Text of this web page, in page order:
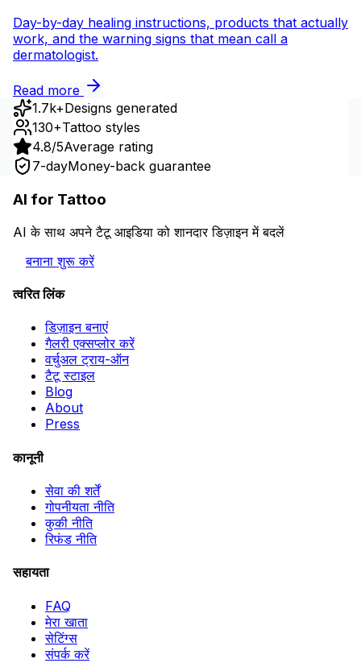
Day-by-day healing instructions, products that actually
work, and the warning signs that mean call a
dermatologist.
Read more
1.7k+Designs generated
130+Tattoo styles
4.8/5Average rating
7-dayMoney-back guarantee
AI for Tattoo
AI के साथ अपने टैटू आइडिया को शानदार डिज़ाइन में बदलें
बनाना शुरू करें
त्वरित लिंक
डिज़ाइन बनाएं
गैलरी एक्सप्लोर करें
वर्चुअल ट्राय-ऑन
टैटू स्टाइल
Blog
About
Press
कानूनी
सेवा की शर्तें
गोपनीयता नीति
कुकी नीति
रिफंड नीति
सहायता
FAQ
मेरा खाता
सेटिंग्स
संपर्क करें